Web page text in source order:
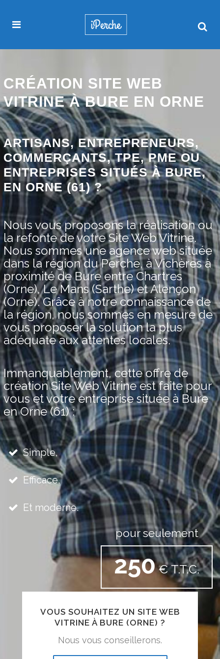
CRÉATION SITE WEB
VITRINE À BURE EN ORNE
ARTISANS, ENTREPRENEURS,
COMMERÇANTS, TPE, PME OU
ENTREPRISES SITUÉS À BURE,
EN ORNE (61) ?
Nous vous proposons la réalisation ou
la refonte de votre Site Web Vitrine.
Nous sommes une agence web située
dans la région du Perche, à Vichères à
proximité de Bure entre Chartres
(Orne), Le Mans (Sarthe) et Alençon
(Orne). Grâce à notre connaissance de
la région, nous sommes en mesure de
vous proposer la solution la plus
adéquate aux attentes locales.
Immanquablement, cette offre de
création Site Web Vitrine est faite pour
vous et votre entreprise située à Bure
en Orne (61) :
Simple,
Efficace,
Et moderne.
pour seulement
250€ T.T.C.
VOUS SOUHAITEZ UN SITE WEB
VITRINE À BURE (ORNE) ?
Nous vous conseillerons.